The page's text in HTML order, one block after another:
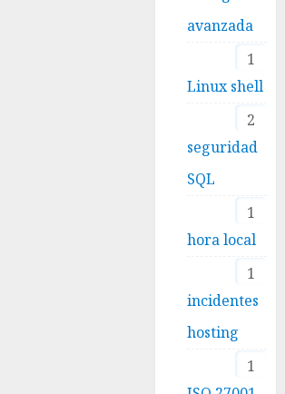
avanzada
1
Linux shell
2
seguridad
SQL
1
hora local
1
incidentes
hosting
1